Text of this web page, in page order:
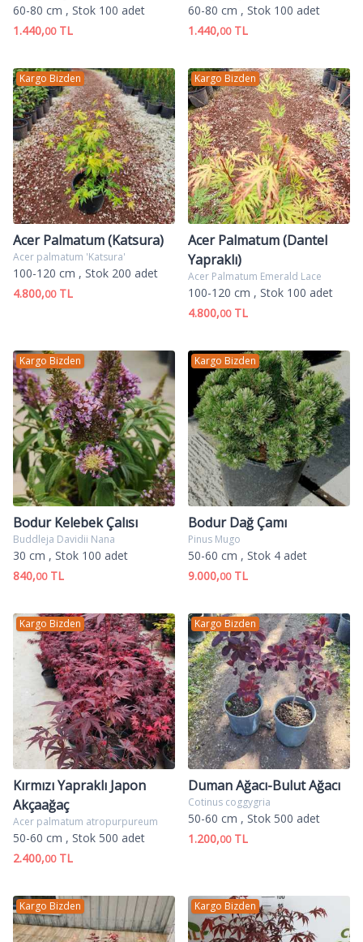
60-80 cm , Stok 100 adet
1.440,00TL
60-80 cm , Stok 100 adet
1.440,00TL
Kargo Bizden
Acer Palmatum (Katsura)
Acer palmatum 'Katsura'
100-120 cm , Stok 200 adet
4.800,00TL
Kargo Bizden
Acer Palmatum (Dantel
Yapraklı)
Acer Palmatum Emerald Lace
100-120 cm , Stok 100 adet
4.800,00TL
Kargo Bizden
Bodur Kelebek Çalısı
Buddleja Davidii Nana
30 cm , Stok 100 adet
840,00TL
Kargo Bizden
Bodur Dağ Çamı
Pinus Mugo
50-60 cm , Stok 4 adet
9.000,00TL
Kargo Bizden
Kırmızı Yapraklı Japon
Akçaağaç
Acer palmatum atropurpureum
50-60 cm , Stok 500 adet
2.400,00TL
Kargo Bizden
Duman Ağacı-Bulut Ağacı
Cotinus coggygria
50-60 cm , Stok 500 adet
1.200,00TL
Kargo Bizden Kargo Bizden